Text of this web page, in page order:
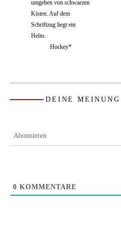
Hockey*
DEINE
Abonnieren
0 KOMMENTARE